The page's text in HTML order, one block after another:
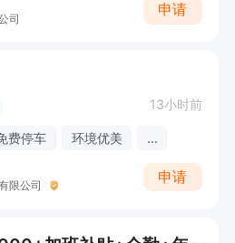
司
申请
13小时前
费停车 环境优美 ...
限公司
申请